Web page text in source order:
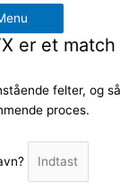
er et
felter, og
proces.